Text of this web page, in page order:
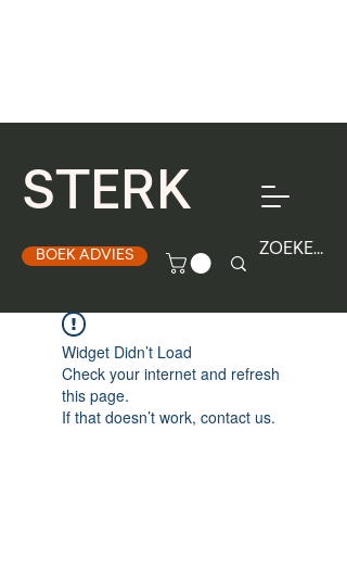
STERK
BOEK ADVIES
Widget Didn’t Load
Check your internet and refresh
this page.
If that doesn’t work, contact us.